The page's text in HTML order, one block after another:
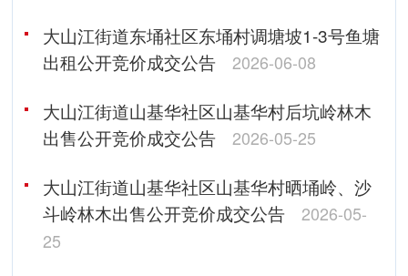
大山江街道东埇社区东埇村调塘坡1-3号鱼塘
出租公开竞价成交公告
2026-06-08
大山江街道山基华社区山基华村后坑岭林木
出售公开竞价成交公告
2026-05-25
大山江街道山基华社区山基华村晒埇岭、沙
斗岭林木出售公开竞价成交公告
2026-05-
25